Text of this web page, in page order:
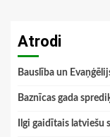
Atrodi
Bauslība un
Baznīcas gada
Ilgi gaidītais latviešu